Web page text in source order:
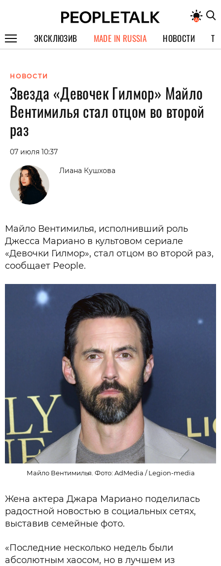
ЭКСКЛЮЗИВ
СПЕЦПРОЕКТЫ
ИНТЕРВЬЮ
ПОКОЛЕНИЕ
MADE IN RUSSIA НОВОСТИ
НОВОСТИ
Звезда «Девочек Гилмор» Майло
Вентимилья стал отцом во второй
раз
07 июля 10:37
Лиана Кушхова
Майло Вентимилья, исполнивший роль
Джесса Мариано в культовом сериале
«Девочки Гилмор», стал отцом во второй раз,
сообщает People.
Майло Вентимилья. Фото: AdMedia / Legion-media
Жена актера Джара Мариано поделилась
радостной новостью в социальных сетях,
выставив семейные фото.
«Последние несколько недель были
абсолютным хаосом, но в лучшем из